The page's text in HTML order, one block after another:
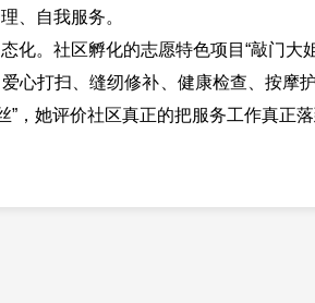
、自我服务。
。社区孵化的志愿特色项目“敲门大姐
爱心打扫、缝纫修补、健康检查、按摩
”，她评价社区真正的把服务工作真正落